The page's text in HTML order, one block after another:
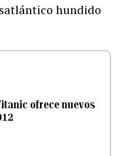
hundido
ofrece nuevos